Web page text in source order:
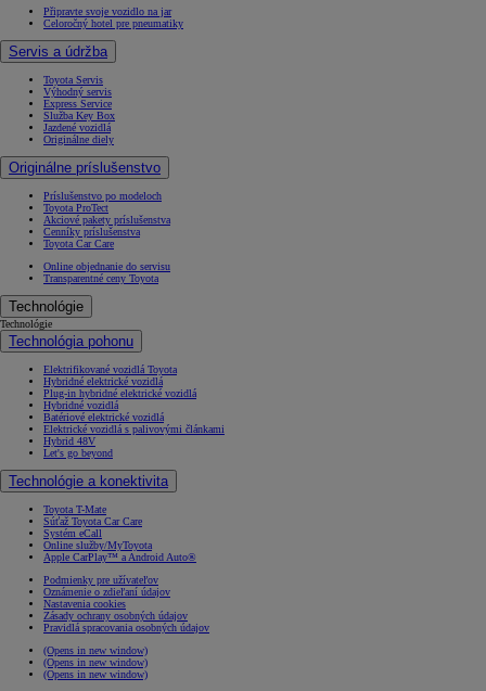
Připravte svoje vozidlo na jar
Celoročný hotel pre pneumatiky
Servis a údržba
Toyota Servis
Výhodný servis
Express Service
Služba Key Box
Jazdené vozidlá
Originálne diely
Originálne príslušenstvo
Príslušenstvo po modeloch
Toyota ProTect
Akciové pakety príslušenstva
Cenníky príslušenstva
Toyota Car Care
Online objednanie do servisu
Transparentné ceny Toyota
Technológie
Technológie
Technológia pohonu
Elektrifikované vozidlá Toyota
Hybridné elektrické vozidlá
Plug-in hybridné elektrické vozidlá
Hybridné vozidlá
Batériové elektrické vozidlá
Elektrické vozidlá s palivovými článkami
Hybrid 48V
Let's go beyond
Technológie a konektivita
Toyota T-Mate
Súťaž Toyota Car Care
Systém eCall
Online služby/MyToyota
Apple CarPlay™ a Android Auto®
Podmienky pre užívateľov
Oznámenie o zdieľaní údajov
Nastavenia cookies
Zásady ochrany osobných údajov
Pravidlá spracovania osobných údajov
(Opens in new window)
(Opens in new window)
(Opens in new window)